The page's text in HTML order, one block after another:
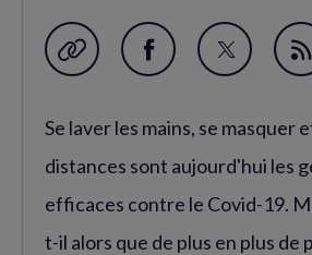
Garder en favori
Partager
Facebook
(nouvelle
fenêtre)
Partager
Twitter
(nouvelle
fenêtre)
Se laver les mains, se masquer
distances sont aujourd'hui les
efficaces contre le Covid-19.
t-il alors que de plus en plus de